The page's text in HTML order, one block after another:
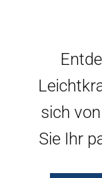
sich
Sie Ihr